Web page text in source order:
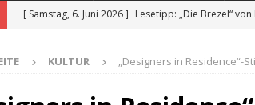
[ Samstag, 6. Juni 2026 ] Lesetipp: „Die Brezel“
[ Sonntag, 15. Februar 2026 ] Aufzeichnung des
VERANSTALTUNGEN
KULTUR „Designers in Residence“-